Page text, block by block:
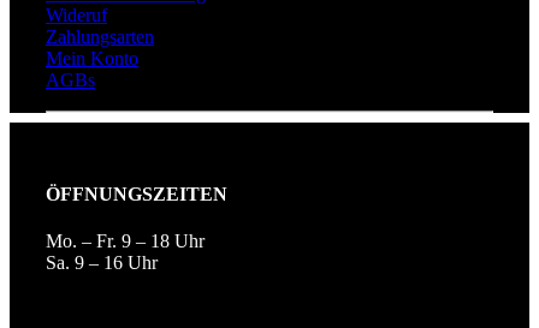
Wideruf
Zahlungsarten
Mein Konto
AGBs
ÖFFNUNGSZEITEN
Mo. – Fr. 9 – 18 Uhr
Sa. 9 – 16 Uhr